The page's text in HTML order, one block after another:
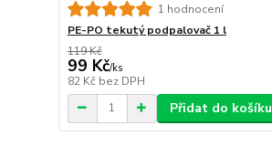
1 hodnocení
PE-PO tekutý podpalovač 1 l
119 Kč
99 Kč/ks
82 Kč bez DPH
Přidat do košíku